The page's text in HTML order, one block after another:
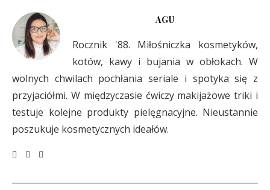
AGU
Rocznik '88. Miłośniczka kosmetyków,
kotów, kawy i bujania w obłokach. W
wolnych chwilach pochłania seriale i spotyka się z
przyjaciółmi. W międzyczasie ćwiczy makijażowe triki i
testuje kolejne produkty pielęgnacyjne. Nieustannie
poszukuje kosmetycznych ideałów.